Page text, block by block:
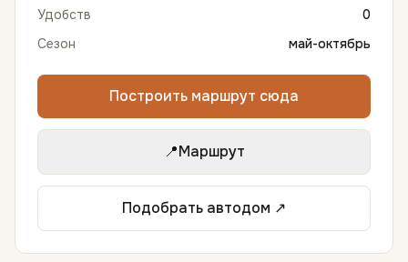
Удобств
0
Сезон
май-октябрь
Построить маршрут сюда
📍Маршрут
Подобрать автодом ↗